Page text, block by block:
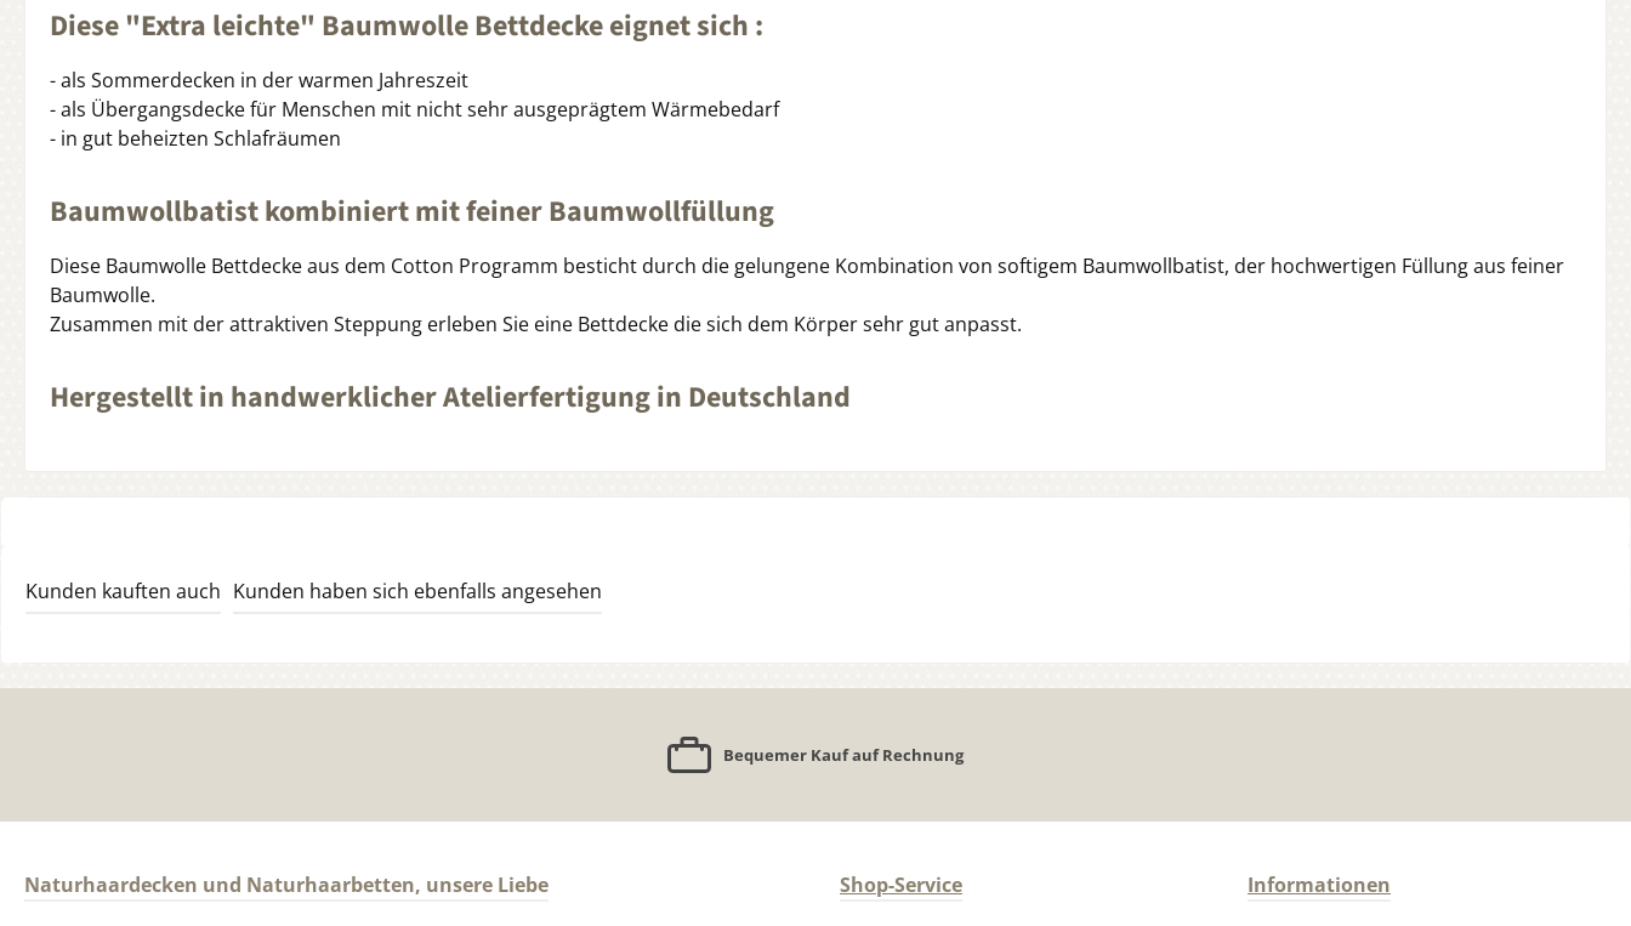
Diese "Extra leichte" Baumwolle Bettdecke eignet sich :
- als Sommerdecken in der warmen Jahreszeit
- als Übergangsdecke für Menschen mit nicht sehr ausgeprägtem Wärmebedarf
- in gut beheizten Schlafräumen
Baumwollbatist kombiniert mit feiner Baumwollfüllung
Diese Baumwolle Bettdecke aus dem Cotton Programm besticht durch die gelungene Kombination von softigem Baumwollbatist, der hochwertigen Füllung aus feiner
Baumwolle.
Zusammen mit der attraktiven Steppung erleben Sie eine Bettdecke die sich dem Körper sehr gut anpasst.
Hergestellt in handwerklicher Atelierfertigung in Deutschland
Kunden kauften auch Kunden haben sich ebenfalls angesehen
Bequemer Kauf auf Rechnung
Naturhaardecken und Naturhaarbetten, unsere Liebe Shop-Service Informationen